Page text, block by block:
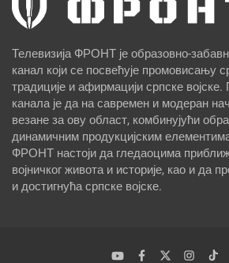
Телевизија ФРОНТ је образовно-
канал који се посвећује промовисању
традиције и афирмацији српске
канала је да на савремен и модеран
везане за ову област, комбинујући
динамичним продукцијским
ФРОНТ настоји да гледаоцима
војничког живота и историје, као и да
и достигнућа српске војске.